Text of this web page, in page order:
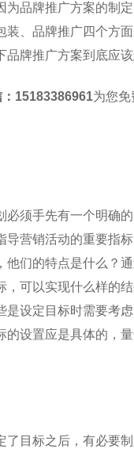
为品牌推广方案的制
装、品牌推广四个方
牌推广方案到底应该
：15183386961为您免
必须手先有一个明确
导营销活动的重要指
他们的特点是什么？
，可以实现什么样的
是设定目标时需要考
的设置应是具体的，
了目标之后，有必要